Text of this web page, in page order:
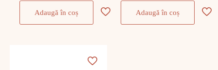
Adaugă în coș Adaugă în coș